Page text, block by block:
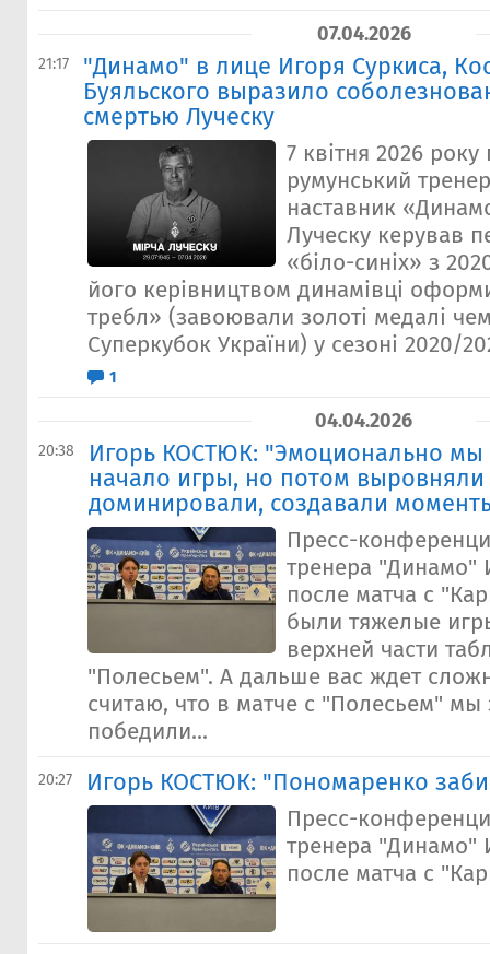
07.04.2026
21:17
"Динамо" в лице Игоря Суркиса,
Буяльского выразило
смертью Луческу
7 квітня 2026
румунський
наставник
Луческу керував
«біло-синіх» з
його керівництвом динамівці
требл» (завоювали золоті медалі
Суперкубок України) у сезоні 2020/
1
04.04.2026
20:38
Игорь КОСТЮК: "Эмоционально мы
начало игры, но потом выровняли
доминировали, создавали
Пресс-
тренера "Динамо"
после матча с
были тяжелые
верхней части
"Полесьем". А дальше вас ждет
считаю, что в матче с "Полесьем" мы
победили...
20:27 Игорь КОСТЮК: "Пономаренко
Пресс-
тренера "Динамо"
после матча с